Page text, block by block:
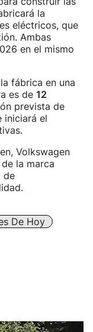
la
eléctricos, que
Ambas
en el mismo
fábrica en una
es de 12
prevista de
iniciará el
Volkswagen
de la marca
de
De Hoy